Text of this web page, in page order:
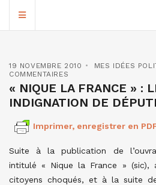
19 NOVEMBRE 2010 MES IDÉES
COMMENTAIRES
« NIQUE LA FRANCE » :
INDIGNATION DE
Imprimer, enregistrer en
Suite à la publication de
intitulé « Nique la France » (sic),
citoyens choqués, et à la suite